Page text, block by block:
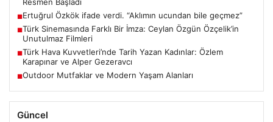
Resmen Başladı
■Ertuğrul Özkök ifade verdi. “Aklımın ucundan bile geçmez”
■Türk Sinemasında Farklı Bir İmza: Ceylan Özgün Özçelik’in
Unutulmaz Filmleri
■Türk Hava Kuvvetleri’nde Tarih Yazan Kadınlar: Özlem
Karapınar ve Alper Gezeravcı
■Outdoor Mutfaklar ve Modern Yaşam Alanları
Güncel